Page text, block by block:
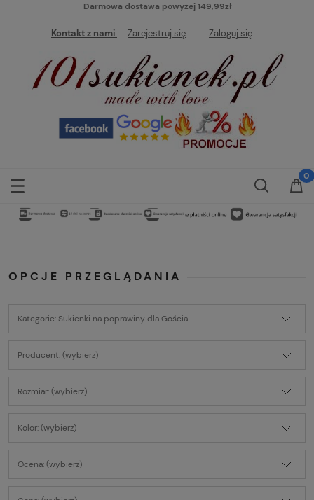
Darmowa dostawa powyżej 149,99zł
Kontakt z nami Zarejestruj się Zaloguj się
OPCJE PRZEGLĄDANIA
Kategorie: Sukienki na poprawiny dla Gościa
Producent: (wybierz)
Rozmiar: (wybierz)
Kolor: (wybierz)
Ocena: (wybierz)